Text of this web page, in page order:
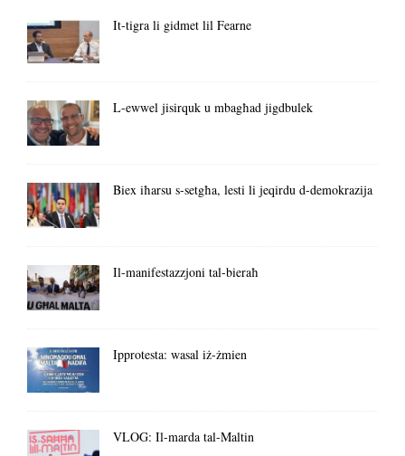
It-tigra li gidmet lil Fearne
L-ewwel jisirquk u mbagħad jigdbulek
Biex iħarsu s-setgħa, lesti li jeqirdu d-demokrazija
Il-manifestazzjoni tal-bieraħ
Ipprotesta: wasal iż-żmien
VLOG: Il-marda tal-Maltin